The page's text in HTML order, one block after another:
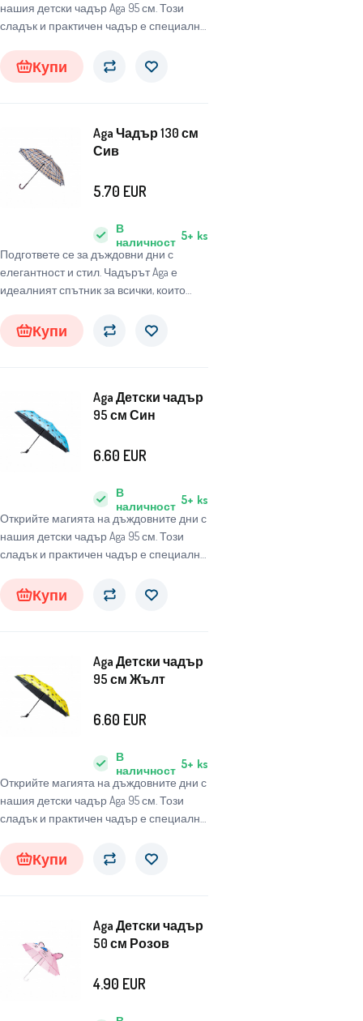
нашия детски чадър Aga 95 см. Този
сладък и практичен чадър е специално
от неблагоприятни метеорологични
условия и същевременно да им носи
Купи
Aga Чадър 130 см
Сив
Подгответе се за дъждовни дни с
елегантност и стил. Чадърът Aga е
идеалният спътник за всички, които
да ги защити от неблагоприятните
атмосферни условия.
В
наличност 5+ ks
5.70 EUR
Купи
Aga Детски чадър
95 см Син
Открийте магията на дъждовните дни с
нашия детски чадър Aga 95 см. Този
сладък и практичен чадър е специално
от неблагоприятни метеорологични
условия и същевременно да им носи
В
наличност 5+ ks
6.60 EUR
Купи
Aga Детски чадър
95 см Жълт
Открийте магията на дъждовните дни с
нашия детски чадър Aga 95 см. Този
сладък и практичен чадър е специално
от неблагоприятни метеорологични
условия и същевременно да им носи
В
наличност 5+ ks
6.60 EUR
Купи
Aga Детски чадър
50 см Розов
4.90 EUR